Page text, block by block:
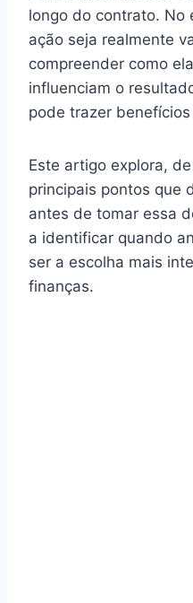
longo do contrato. No
ação seja realmente
compreender como
influenciam o
pode trazer
Este artigo explora,
principais pontos que
antes de tomar essa
a identificar quando
ser a escolha mais
finanças.